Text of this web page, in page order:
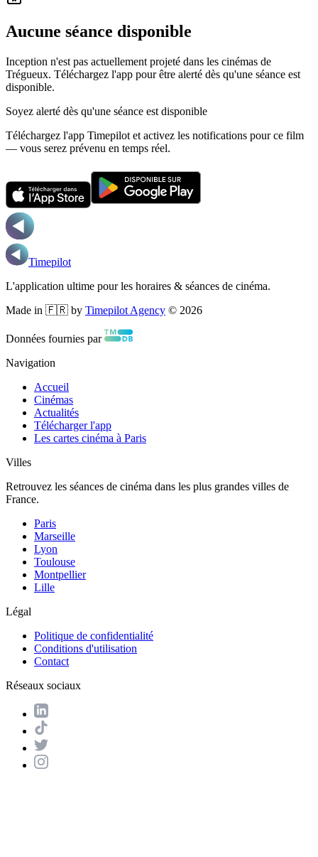
Aucune séance disponible
Inception n'est pas actuellement projeté dans les cinémas de
Trégueux. Téléchargez l'app pour être alerté dès qu'une séance est
disponible.
Soyez alerté dès qu'une séance est disponible
Téléchargez l'app Timepilot et activez les notifications pour ce film
— vous serez prévenu en temps réel.
Timepilot
L'application ultime pour les horaires & séances de cinéma.
Made in 🇫🇷 by Timepilot Agency © 2026
Données fournies par
Navigation
Accueil
Cinémas
Actualités
Télécharger l'app
Les cartes cinéma à Paris
Villes
Retrouvez les séances de cinéma dans les plus grandes villes de
France.
Paris
Marseille
Lyon
Toulouse
Montpellier
Lille
Légal
Politique de confidentialité
Conditions d'utilisation
Contact
Réseaux sociaux